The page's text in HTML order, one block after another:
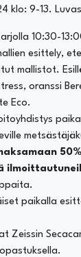
klo: 9-13.
10:30-
esittely,
mallistot.
oranssi
Eco.
paikalla
Zeissin